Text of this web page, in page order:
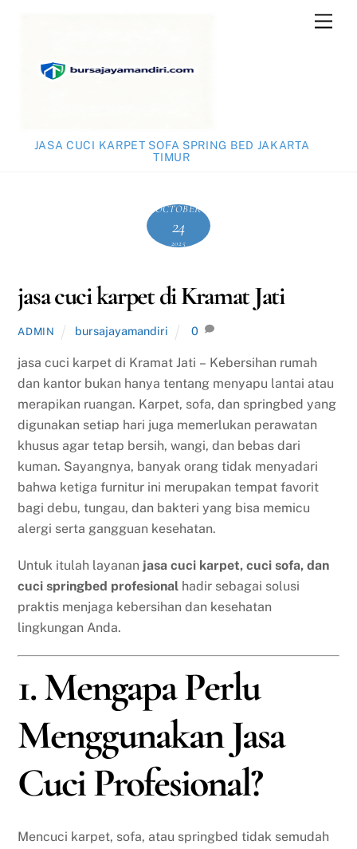
JASA CUCI KARPET SOFA SPRING BED JAKARTA
TIMUR
OCTOBER
24
2025
jasa cuci karpet di Kramat Jati
ADMIN bursajayamandiri 0
jasa cuci karpet di Kramat Jati – Kebersihan rumah
dan kantor bukan hanya tentang menyapu lantai atau
merapikan ruangan. Karpet, sofa, dan springbed yang
digunakan setiap hari juga memerlukan perawatan
khusus agar tetap bersih, wangi, dan bebas dari
kuman. Sayangnya, banyak orang tidak menyadari
bahwa ketiga furnitur ini merupakan tempat favorit
bagi debu, tungau, dan bakteri yang bisa memicu
alergi serta gangguan kesehatan.
Untuk itulah layanan jasa cuci karpet, cuci sofa, dan
cuci springbed profesional hadir sebagai solusi
praktis menjaga kebersihan dan kesehatan
lingkungan Anda.
1. Mengapa Perlu
Menggunakan Jasa
Cuci Profesional?
Mencuci karpet, sofa, atau springbed tidak semudah